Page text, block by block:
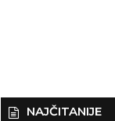
NAJČITANIJE